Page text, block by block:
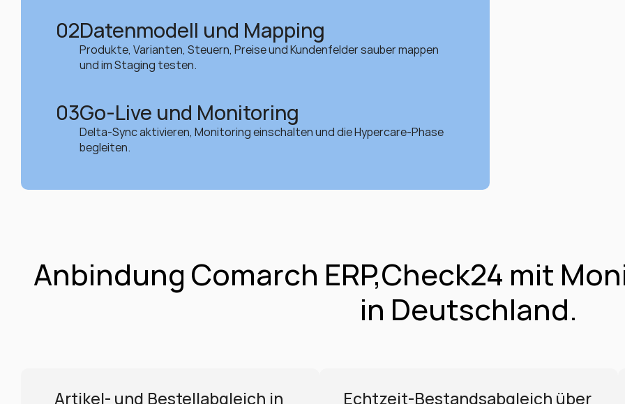
02Datenmodell und Mapping
Produkte, Varianten, Steuern, Preise und Kundenfelder sauber mappen
und im Staging testen.
03Go-Live und Monitoring
Delta-Sync aktivieren, Monitoring einschalten und die Hypercare-Phase
begleiten.
Anbindung Comarch ERP,Check24 mit
in Deutschland.
Artikel- und Bestellabgleich in Echtzeit-Bestandsabgleich über